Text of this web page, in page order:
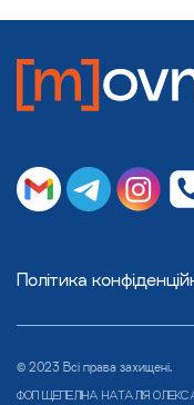
Політика
© 2023 Всі права захищені.
ФОП ЩЕПЕЛІНА НАТАЛІЯ